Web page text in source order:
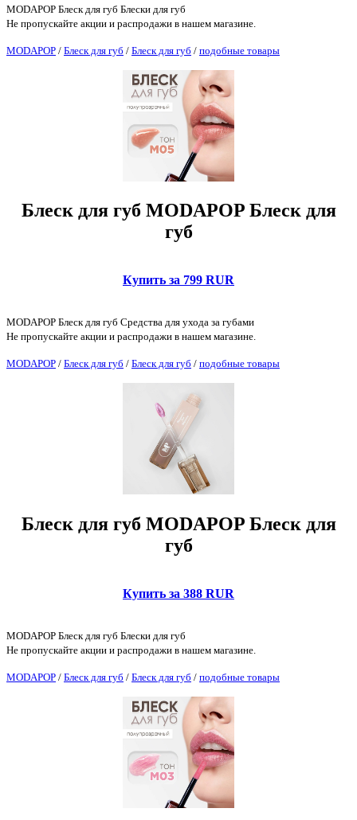
MODAPOP Блеск для губ Блески для губ
Не пропускайте акции и распродажи в нашем магазине.
MODAPOP / Блеск для губ / Блеск для губ / подобные товары
Блеск для губ MODAPOP Блеск для
губ
Купить за 799 RUR
MODAPOP Блеск для губ Средства для ухода за губами
Не пропускайте акции и распродажи в нашем магазине.
MODAPOP / Блеск для губ / Блеск для губ / подобные товары
Блеск для губ MODAPOP Блеск для
губ
Купить за 388 RUR
MODAPOP Блеск для губ Блески для губ
Не пропускайте акции и распродажи в нашем магазине.
MODAPOP / Блеск для губ / Блеск для губ / подобные товары